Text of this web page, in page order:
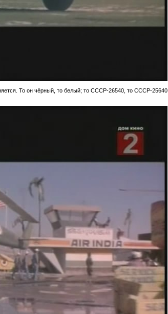
То он чёрный, то белый; то СССР-26540, то СССР-25640.